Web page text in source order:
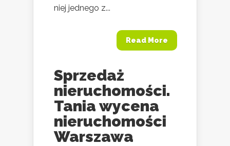
niej jednego z...
Read More
Sprzedaż
nieruchomości.
Tania wycena
nieruchomości
Warszawa